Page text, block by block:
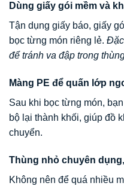
Dùng giấy gói mềm và
Tận dụng giấy báo, giấy
bọc từng món riêng lẻ.
để tránh va đập trong
Màng PE để quấn lớp
Sau khi bọc từng món,
bộ lại thành khối, giúp đồ
chuyển.
Thùng nhỏ chuyên
Không nên để quá nhiều